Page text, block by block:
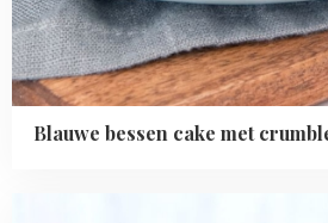
Blauwe bessen cake met